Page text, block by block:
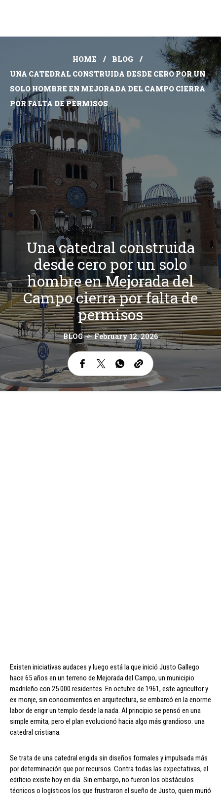
HOME
BLOG
UNA CATEDRAL CONSTRUIDA DESDE CERO POR UN
SOLO HOMBRE EN MEJORADA DEL CAMPO CIERRA
POR FALTA DE PERMISOS
Una catedral construida
desde cero por un solo
hombre en Mejorada del
Campo cierra por falta de
permisos
BLOG February 12, 2026
Existen iniciativas audaces y luego está la que inició Justo Gallego
hace 65 años en un terreno de Mejorada del Campo, un municipio
madrileño con 25.000 residentes. En octubre de 1961, este agricultor y
ex monje, sin conocimientos en arquitectura, se embarcó en la enorme
labor de erigir un templo desde la nada. Al principio se pensó en una
simple ermita, pero el plan evolucionó hacia algo más grandioso: una
catedral cristiana.
Se trata de una catedral erigida sin diseños formales y impulsada más
por determinación que por recursos. Contra todas las expectativas, el
edificio existe hoy en día. Sin embargo, no fueron los obstáculos
técnicos o logísticos los que frustraron el sueño de Justo, quien murió